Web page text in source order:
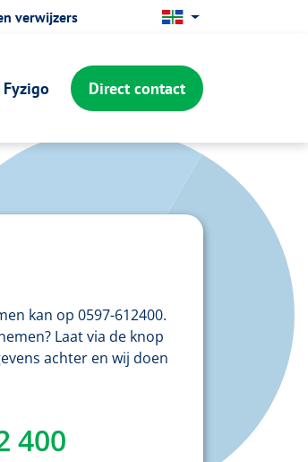
verwijzers
Direct contact
kan op 0597-612400.
Laat via de knop
achter en wij doen
400